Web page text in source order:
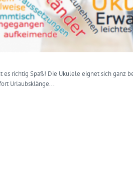
richtig Spaß! Die Ukulele eignet sich ganz
Urlaubsklänge...